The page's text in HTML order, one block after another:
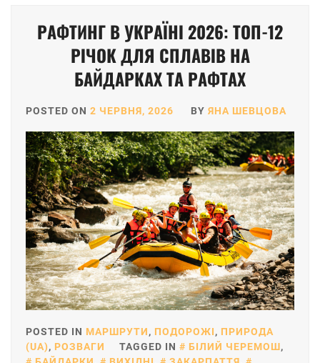
РАФТИНГ В УКРАЇНІ 2026: ТОП-12
РІЧОК ДЛЯ СПЛАВІВ НА
БАЙДАРКАХ ТА РАФТАХ
POSTED ON 2 ЧЕРВНЯ, 2026 BY ЯНА ШЕВЦОВА
POSTED IN МАРШРУТИ, ПОДОРОЖІ, ПРИРОДА
(UA), РОЗВАГИ TAGGED IN БІЛИЙ ЧЕРЕМОШ,